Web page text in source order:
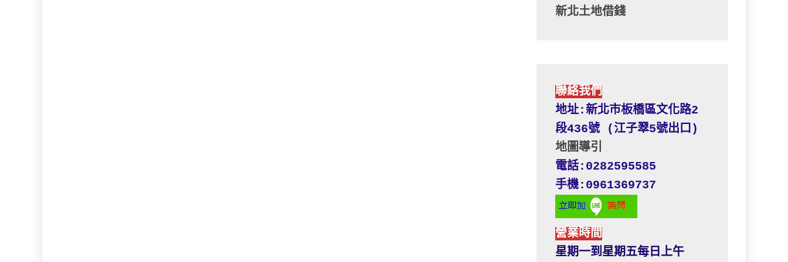
新北土地借錢
聯絡我們
地址:新北市板橋區文化路2
地圖導引
電話:0282595585
手機:0961369737
營業時間
星期一到星期五每日上午